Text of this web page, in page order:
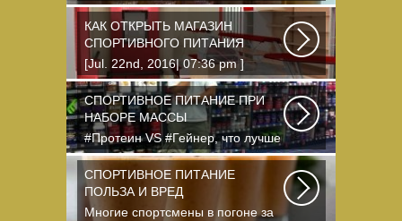
питание — это стероиды и
протеин в шприцах...
КАК ОТКРЫТЬ МАГАЗИН
СПОРТИВНОГО ПИТАНИЯ
[Jul. 22nd, 2016| 07:36 pm ]
dkphoto Что-то я окончательно
перевел ведение...
СПОРТИВНОЕ ПИТАНИЕ ПРИ
НАБОРЕ МАССЫ
#Протеин VS #Гейнер, что лучше
для набора массы? Очень часто
начинающие...
СПОРТИВНОЕ ПИТАНИЕ
ПОЛЬЗА И ВРЕД
Многие спортсмены в погоне за